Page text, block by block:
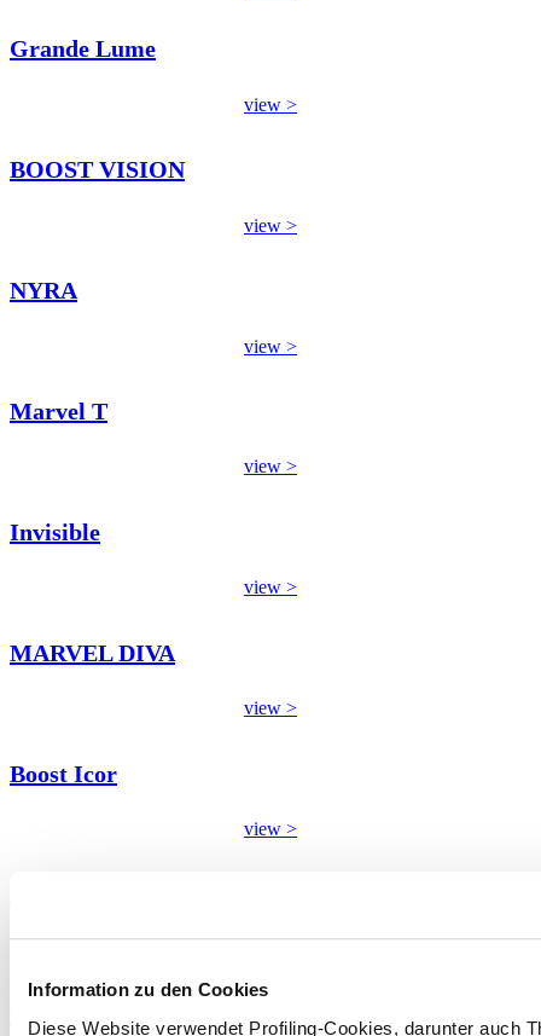
Information zu den Cookies
Diese Website verwendet Profiling-Cookies, darunter auch
Grande Lume
view >
BOOST VISION
view >
NYRA
view >
Marvel T
view >
Invisible
view >
MARVEL DIVA
view >
Boost Icor
view >